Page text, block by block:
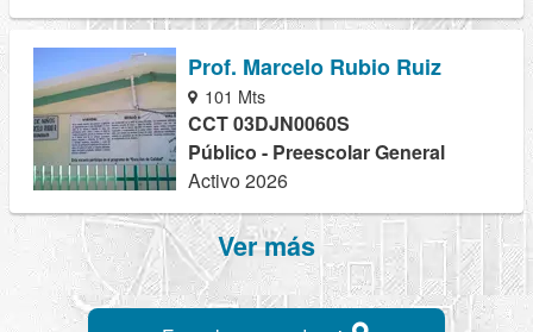
Prof. Marcelo Rubio Ruiz
101 Mts
CCT 03DJN0060S
Público - Preescolar General
Activo 2026
Ver más